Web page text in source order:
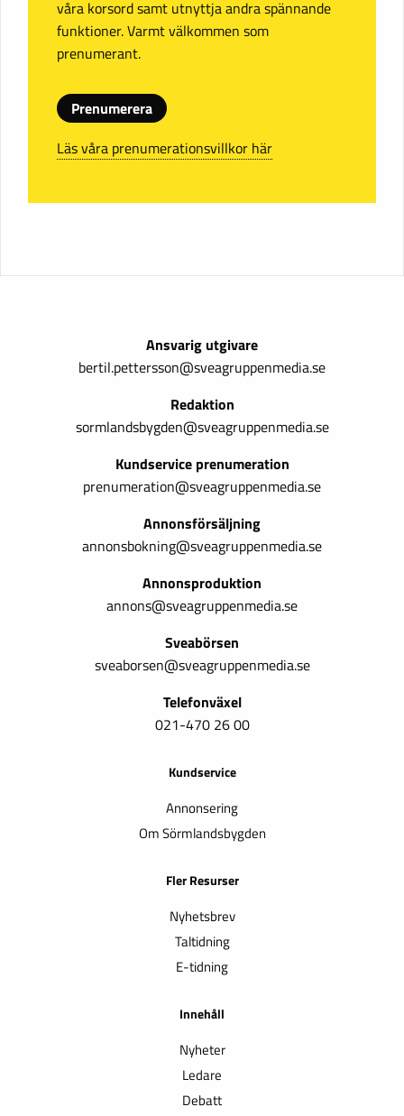
våra korsord samt utnyttja andra spännande
funktioner. Varmt välkommen som
prenumerant.
Prenumerera
Läs våra prenumerationsvillkor här
Ansvarig utgivare
bertil.pettersson@sveagruppenmedia.se
Redaktion
sormlandsbygden@sveagruppenmedia.se
Kundservice prenumeration
prenumeration@sveagruppenmedia.se
Annonsförsäljning
annonsbokning@sveagruppenmedia.se
Annonsproduktion
annons@sveagruppenmedia.se
Sveabörsen
sveaborsen@sveagruppenmedia.se
Telefonväxel
021-470 26 00
Kundservice
Annonsering
Om Sörmlandsbygden
Fler Resurser
Nyhetsbrev
Taltidning
E-tidning
Innehåll
Nyheter
Ledare
Debatt